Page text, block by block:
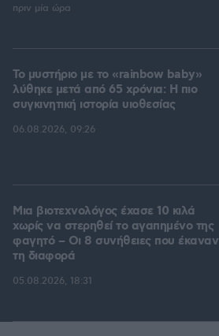
πριν μία ώρα
Το μυστήριο με το «rainbow baby»
λύθηκε μετά από 65 χρόνια: Η πιο
συγκινητική ιστορία υιοθεσίας
06.08.2026, 09:26
Μια βιοτεχνολόγος έχασε 10 κιλά
χωρίς να στερηθεί το αγαπημένο της
φαγητό – Οι 8 συνήθειες που έκαναν
τη διαφορά
05.08.2026, 18:31